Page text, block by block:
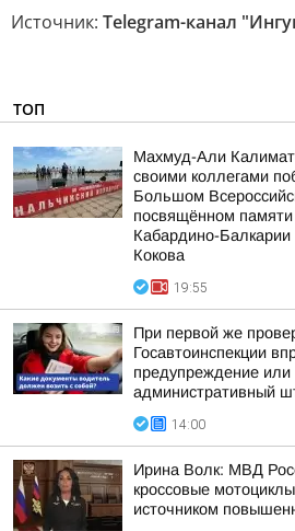
Источник: Telegram-канал
ТОП
Махмуд-Али
своими коллегами
Большом
посвящённом памяти
Кабардино-
Кокова
19:55
При первой же
Госавтоинспекции
предупреждение или
административный
14:00
Ирина Волк: МВД
кроссовые
источником